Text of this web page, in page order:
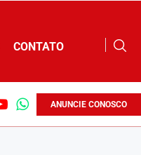
CONTATO
ANUNCIE CONOSCO